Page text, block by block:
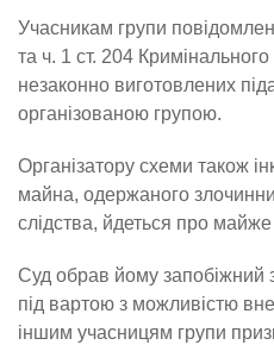
Учасникам групи
та ч. 1 ст. 204
незаконно виготовлених
організованою групою.
Організатору схеми також
майна, одержаного
слідства, йдеться про
Суд обрав йому запобіжний
під вартою з можливістю
іншим учасницям групи